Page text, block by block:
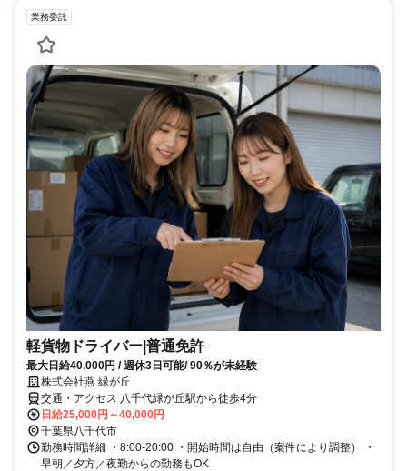
業務委託
軽貨物ドライバー|普通免許
最大日給40,000円 / 週休3日可能/ 90％が未経験
株式会社燕 緑が丘
交通・アクセス 八千代緑が丘駅から徒歩4分
日給25,000円～40,000円
千葉県八千代市
勤務時間詳細 ・8:00-20:00 ・開始時間は自由（案件により調整） ・
早朝／夕方／夜勤からの勤務もOK